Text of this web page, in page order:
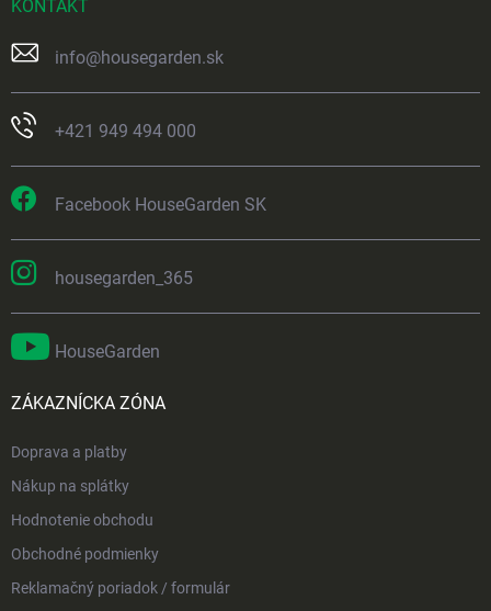
KONTAKT
info@housegarden.sk
+421 949 494 000
Facebook HouseGarden SK
housegarden_365
HouseGarden
ZÁKAZNÍCKA ZÓNA
Doprava a platby
Nákup na splátky
Hodnotenie obchodu
Obchodné podmienky
Reklamačný poriadok / formulár